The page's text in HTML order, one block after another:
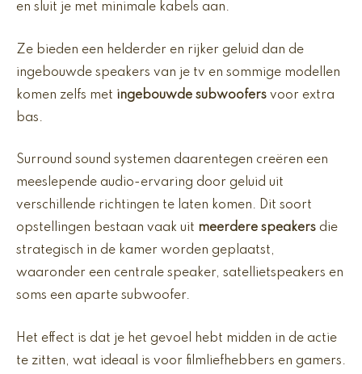
en sluit je met minimale kabels aan.
Ze bieden een helderder en rijker geluid dan de
ingebouwde speakers van je tv en sommige modellen
komen zelfs met ingebouwde subwoofers voor extra
bas.
Surround sound systemen daarentegen creëren een
meeslepende audio-ervaring door geluid uit
verschillende richtingen te laten komen. Dit soort
opstellingen bestaan vaak uit meerdere speakers die
strategisch in de kamer worden geplaatst,
waaronder een centrale speaker, satellietspeakers en
soms een aparte subwoofer.
Het effect is dat je het gevoel hebt midden in de actie
te zitten, wat ideaal is voor filmliefhebbers en gamers.